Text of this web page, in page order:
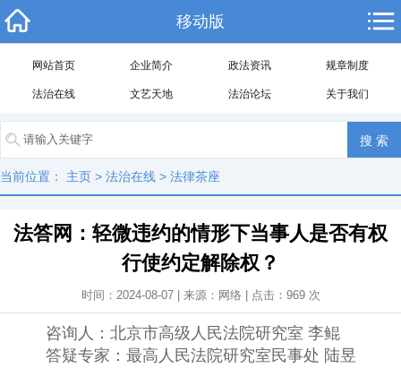
移动版
网站首页 企业简介 政法资讯 规章制度
法治在线 文艺天地 法治论坛 关于我们
当前位置： 主页 > 法治在线 > 法律茶座
法答网：轻微违约的情形下当事人是否有权
行使约定解除权？
时间：2024-08-07 | 来源：网络 | 点击： 969 次
咨询人：北京市高级人民法院研究室 李鲲
答疑专家：最高人民法院研究室民事处 陆昱